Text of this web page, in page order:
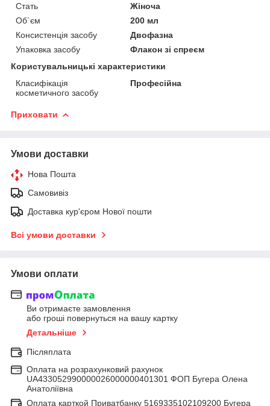
Стать
Жіноча
Об`єм
200 мл
Консистенція засобу
Двофазна
Упаковка засобу
Флакон зі спреєм
Користувальницькі характеристики
Класифікація
косметичного засобу
Професійна
Приховати
Умови доставки
Нова Пошта
Самовивіз
Доставка кур'єром Нової пошти
Всі умови доставки
Умови оплати
Ви отримаєте замовлення
або гроші повернуться на вашу картку
Детальніше
Післяплата
Оплата на розрахунковий рахунок
UA433052990000026000000401301 ФОП Бугера Олена
Анатоліївна
Оплата карткой Приватбанку 5169335102109200 Бугера